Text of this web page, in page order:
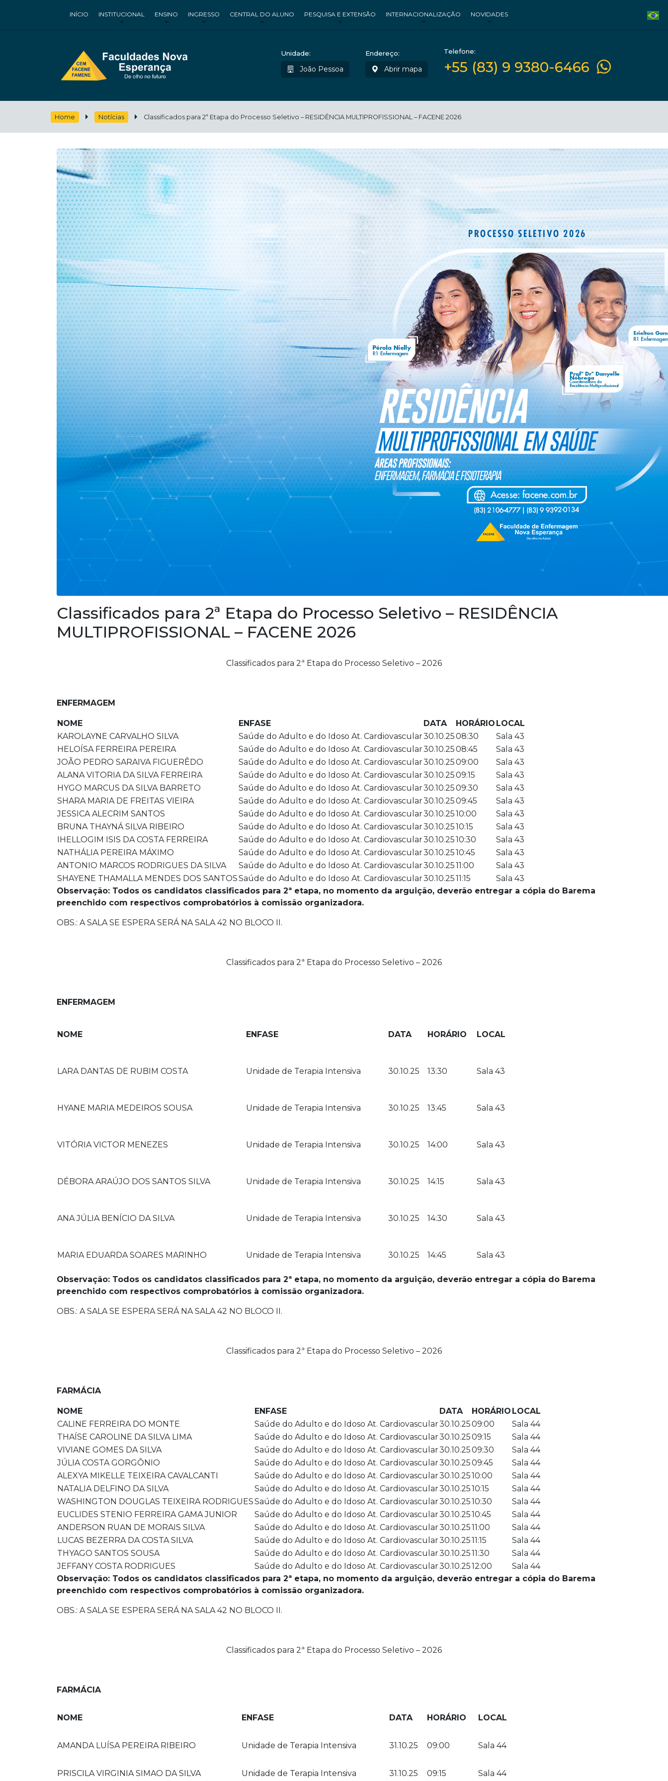
INÍCIO INSTITUCIONAL ENSINO INGRESSO CENTRAL DO ALUNO PESQUISA E EXTENSÃO INTERNACIONALIZAÇÃO NOVIDADES
Unidade:
João Pessoa
Endereço:
Abrir mapa
Telefone:
+55 (83) 9 9380-6466
Home Notícias Classificados para 2ª Etapa do Processo Seletivo – RESIDÊNCIA MULTIPROFISSIONAL – FACENE 2026
Classificados para 2ª Etapa do Processo Seletivo – RESIDÊNCIA
MULTIPROFISSIONAL – FACENE 2026
Classificados para 2ª Etapa do Processo Seletivo – 2026
ENFERMAGEM
NOME ENFASE DATA HORÁRIO LOCAL
KAROLAYNE CARVALHO SILVA
Saúde do Adulto e do Idoso At. Cardiovascular30.10.2508:30
Sala 43
HELOÍSA FERREIRA PEREIRA
Saúde do Adulto e do Idoso At. Cardiovascular30.10.2508:45
Sala 43
JOÃO PEDRO SARAIVA FIGUERÊDO
Saúde do Adulto e do Idoso At. Cardiovascular30.10.2509:00
Sala 43
ALANA VITORIA DA SILVA FERREIRA
Saúde do Adulto e do Idoso At. Cardiovascular30.10.2509:15
Sala 43
HYGO MARCUS DA SILVA BARRETO
Saúde do Adulto e do Idoso At. Cardiovascular30.10.2509:30
Sala 43
SHARA MARIA DE FREITAS VIEIRA
Saúde do Adulto e do Idoso At. Cardiovascular30.10.2509:45
Sala 43
JESSICA ALECRIM SANTOS
Saúde do Adulto e do Idoso At. Cardiovascular30.10.2510:00
Sala 43
BRUNA THAYNÁ SILVA RIBEIRO
Saúde do Adulto e do Idoso At. Cardiovascular30.10.2510:15
Sala 43
IHELLOGIM ISIS DA COSTA FERREIRA
Saúde do Adulto e do Idoso At. Cardiovascular30.10.2510:30
Sala 43
NATHÁLIA PEREIRA MÁXIMO
Saúde do Adulto e do Idoso At. Cardiovascular30.10.2510:45
Sala 43
ANTONIO MARCOS RODRIGUES DA SILVA
Saúde do Adulto e do Idoso At. Cardiovascular30.10.2511:00
Sala 43
SHAYENE THAMALLA MENDES DOS SANTOSSaúde do Adulto e do Idoso At. Cardiovascular30.10.2511:15
Sala 43
Observação: Todos os candidatos classificados para 2ª etapa, no momento da arguição, deverão entregar a cópia do Barema
preenchido com respectivos comprobatórios à comissão organizadora.
OBS.: A SALA SE ESPERA SERÁ NA SALA 42 NO BLOCO II.
Classificados para 2ª Etapa do Processo Seletivo – 2026
ENFERMAGEM
NOME ENFASE DATA HORÁRIO LOCAL
LARA DANTAS DE RUBIM COSTA Unidade de Terapia Intensiva 30.10.25 13:30 Sala 43
HYANE MARIA MEDEIROS SOUSA Unidade de Terapia Intensiva 30.10.25 13:45 Sala 43
VITÓRIA VICTOR MENEZES Unidade de Terapia Intensiva 30.10.25 14:00 Sala 43
DÉBORA ARAÚJO DOS SANTOS SILVA Unidade de Terapia Intensiva 30.10.25 14:15 Sala 43
ANA JÚLIA BENÍCIO DA SILVA Unidade de Terapia Intensiva 30.10.25 14:30 Sala 43
MARIA EDUARDA SOARES MARINHO Unidade de Terapia Intensiva 30.10.25 14:45 Sala 43
Observação: Todos os candidatos classificados para 2ª etapa, no momento da arguição, deverão entregar a cópia do Barema
preenchido com respectivos comprobatórios à comissão organizadora.
OBS.: A SALA SE ESPERA SERÁ NA SALA 42 NO BLOCO II.
Classificados para 2ª Etapa do Processo Seletivo – 2026
FARMÁCIA
NOME ENFASE DATA HORÁRIO LOCAL
CALINE FERREIRA DO MONTE
Saúde do Adulto e do Idoso At. Cardiovascular30.10.2509:00
Sala 44
THAÍSE CAROLINE DA SILVA LIMA
Saúde do Adulto e do Idoso At. Cardiovascular30.10.2509:15
Sala 44
VIVIANE GOMES DA SILVA
Saúde do Adulto e do Idoso At. Cardiovascular30.10.2509:30
Sala 44
JÚLIA COSTA GORGÔNIO
Saúde do Adulto e do Idoso At. Cardiovascular30.10.2509:45
Sala 44
ALEXYA MIKELLE TEIXEIRA CAVALCANTI
Saúde do Adulto e do Idoso At. Cardiovascular30.10.2510:00
Sala 44
NATALIA DELFINO DA SILVA
Saúde do Adulto e do Idoso At. Cardiovascular30.10.2510:15
Sala 44
WASHINGTON DOUGLAS TEIXEIRA RODRIGUESSaúde do Adulto e do Idoso At. Cardiovascular30.10.2510:30
Sala 44
EUCLIDES STENIO FERREIRA GAMA JUNIOR
Saúde do Adulto e do Idoso At. Cardiovascular30.10.2510:45
Sala 44
ANDERSON RUAN DE MORAIS SILVA
Saúde do Adulto e do Idoso At. Cardiovascular30.10.2511:00
Sala 44
LUCAS BEZERRA DA COSTA SILVA
Saúde do Adulto e do Idoso At. Cardiovascular30.10.2511:15
Sala 44
THYAGO SANTOS SOUSA
Saúde do Adulto e do Idoso At. Cardiovascular30.10.2511:30
Sala 44
JEFFANY COSTA RODRIGUES
Saúde do Adulto e do Idoso At. Cardiovascular30.10.2512:00
Sala 44
Observação: Todos os candidatos classificados para 2ª etapa, no momento da arguição, deverão entregar a cópia do Barema
preenchido com respectivos comprobatórios à comissão organizadora.
OBS.: A SALA SE ESPERA SERÁ NA SALA 42 NO BLOCO II.
Classificados para 2ª Etapa do Processo Seletivo – 2026
FARMÁCIA
NOME ENFASE DATA HORÁRIO LOCAL
AMANDA LUÍSA PEREIRA RIBEIRO Unidade de Terapia Intensiva 31.10.25 09:00 Sala 44
PRISCILA VIRGINIA SIMAO DA SILVA Unidade de Terapia Intensiva 31.10.25 09:15 Sala 44